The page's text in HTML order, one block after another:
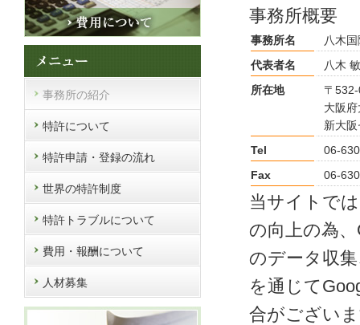
事務所概要
事務所名
八木
代表者名
八木
所在地
〒
大阪
新大
Tel
06-
Fax
06-
当サイトで
の向上の為
のデータ収
を通じて
合がござい
事務所の紹介
特許について
特許申請・登録の流れ
世界の特許制度
特許トラブルについて
費用・報酬について
人材募集